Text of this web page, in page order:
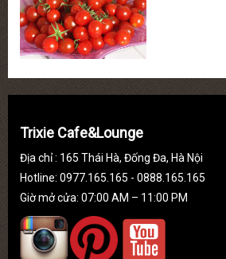
Trixie Cafe&Lounge
Địa chỉ : 165 Thái Hà, Đống Đa, Hà Nội
Hotline: 0977.165.165 - 0888.165.165
Giờ mở cửa: 07:00 AM – 11:00 PM